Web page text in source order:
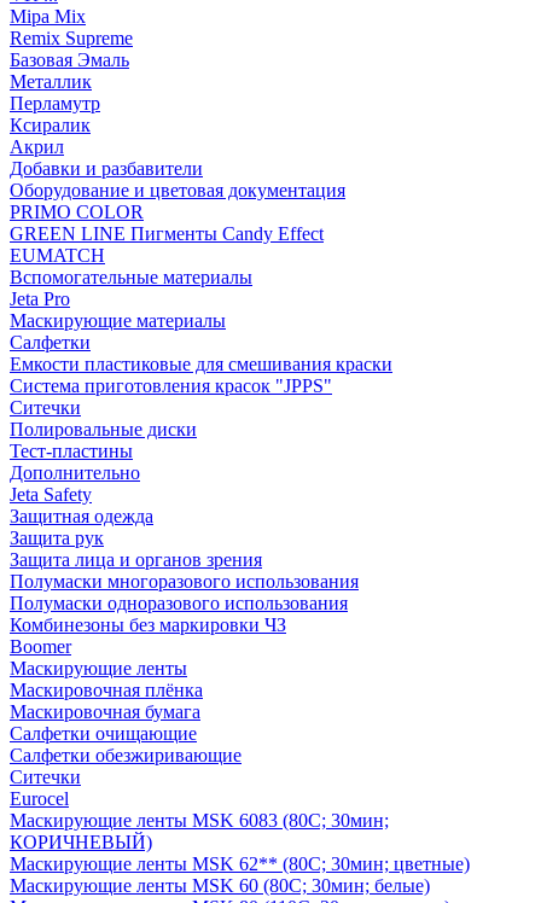
Mipa Mix
Remix Supreme
Базовая Эмаль
Металлик
Перламутр
Ксиралик
Акрил
Добавки и разбавители
Оборудование и цветовая документация
PRIMO COLOR
GREEN LINE Пигменты Candy Effect
EUMATCH
Вспомогательные материалы
Jeta Pro
Маскирующие материалы
Салфетки
Емкости пластиковые для смешивания краски
Система приготовления красок "JPPS"
Ситечки
Полировальные диски
Тест-пластины
Дополнительно
Jeta Safety
Защитная одежда
Защита рук
Защита лица и органов зрения
Полумаски многоразового использования
Полумаски одноразового использования
Комбинезоны без маркировки ЧЗ
Boomer
Маскирующие ленты
Маскировочная плёнка
Маскировочная бумага
Салфетки очищающие
Салфетки обезжиривающие
Ситечки
Euroсel
Маскирующие ленты MSK 6083 (80С; 30мин;
КОРИЧНЕВЫЙ)
Маскирующие ленты MSK 62** (80С; 30мин; цветные)
Маскирующие ленты MSK 60 (80С; 30мин; белые)